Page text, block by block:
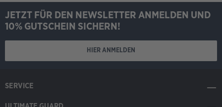
JETZT FÜR DEN NEWSLETTER ANMELDEN UND
10% GUTSCHEIN SICHERN!
HIER ANMELDEN
SERVICE